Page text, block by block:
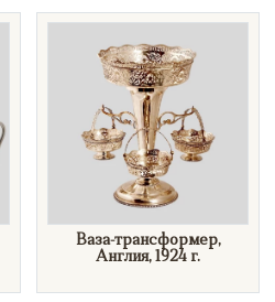
Ваза-трансформер,
Англия, 1924 г.